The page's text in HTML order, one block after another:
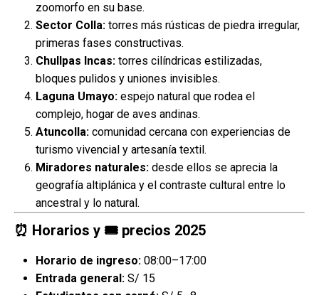
zoomorfo en su base.
Sector Colla: torres más rústicas de piedra irregular,
primeras fases constructivas.
Chullpas Incas: torres cilíndricas estilizadas,
bloques pulidos y uniones invisibles.
Laguna Umayo: espejo natural que rodea el
complejo, hogar de aves andinas.
Atuncolla: comunidad cercana con experiencias de
turismo vivencial y artesanía textil.
Miradores naturales: desde ellos se aprecia la
geografía altiplánica y el contraste cultural entre lo
ancestral y lo natural.
⏰ Horarios y 🎟️ precios 2025
Horario de ingreso: 08:00–17:00
Entrada general: S/ 15